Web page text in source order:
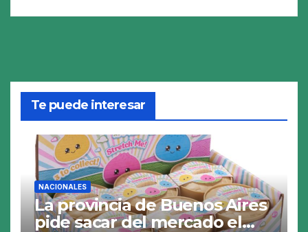
Te puede interesar
NACIONALES
La provincia de Buenos Aires
pide sacar del mercado el